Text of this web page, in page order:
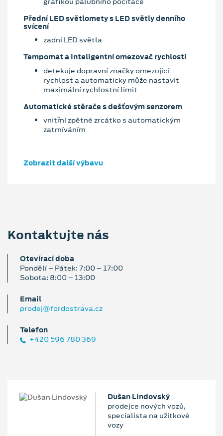
Přední LED světlomety s LED světly denního
svícení
zadní LED světla
Tempomat a inteligentní omezovač rychlosti
detekuje dopravní značky omezující
rychlost a automaticky může nastavit
maximální rychlostní limit
Automatické stěrače s dešťovým senzorem
vnitřní zpětné zrcátko s automatickým
zatmíváním
Zobrazit další výbavu
Kontaktujte nás
Otevírací doba
Pondělí – Pátek: 7:00 – 17:00
Sobota: 8:00 – 13:00
Email
prodej@fordostrava.cz
Telefon
+420 596 780 369
Dušan Lindovský
prodejce nových vozů,
specialista na užitkové
vozy